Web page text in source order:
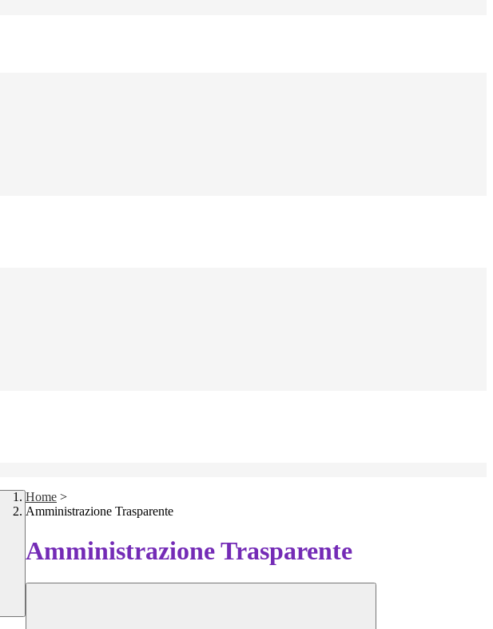
Home >
Amministrazione Trasparente
Amministrazione Trasparente